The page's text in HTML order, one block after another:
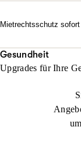
erforderlich auch
Jetzt
keinen Anwalt
Jetzt
Mietrechtsschutz sofort
übernehmen Ihre
sofortige
Jetzt
Gesundheit
Upgrades für Ihre